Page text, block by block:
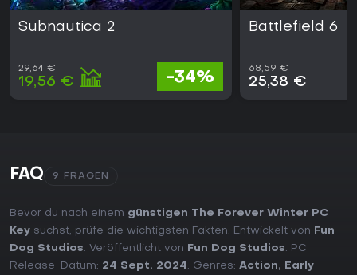
Subnautica 2
29,64 €
19,56 € -34%
Battlefield 6
68,59 €
25,38 €
FAQ 9 FRAGEN
Bevor du nach einem günstigen The Forever Winter PC
Key suchst, prüfe die wichtigsten Fakten. Entwickelt von
Fun
Dog Studios. Veröffentlicht von Fun Dog Studios. PC
Release-Datum: 24 Sept. 2024. Genres: Action, Early